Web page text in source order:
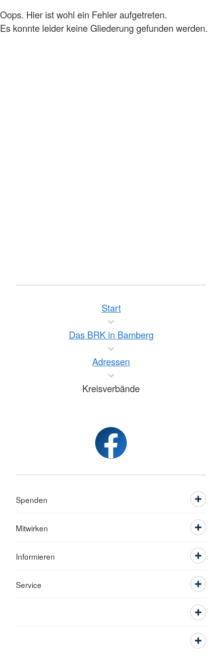
Oops. Hier ist wohl ein Fehler aufgetreten.
Es konnte leider keine Gliederung gefunden werden.
Start
Das BRK in Bamberg
Adressen
Kreisverbände
Spenden
Mitwirken
Informieren
Service